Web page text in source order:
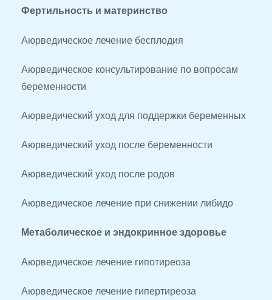
Фертильность и материнство
Аюрведическое лечение бесплодия
Аюрведическое консультирование по вопросам
беременности
Аюрведический уход для поддержки беременных
Аюрведический уход после беременности
Аюрведический уход после родов
Аюрведическое лечение при снижении либидо
Метаболическое и эндокринное здоровье
Аюрведическое лечение гипотиреоза
Аюрведическое лечение гипертиреоза